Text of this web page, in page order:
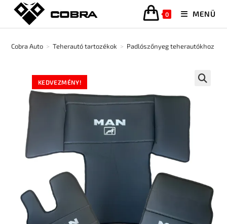
0 MENÜ
Cobra Auto > Teherautó tartozékok > Padlószőnyeg teherautókhoz
KEDVEZMÉNY!